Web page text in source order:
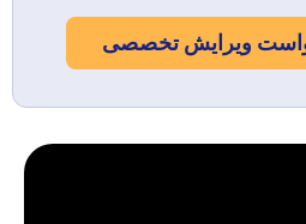
ویرایش تخصصی